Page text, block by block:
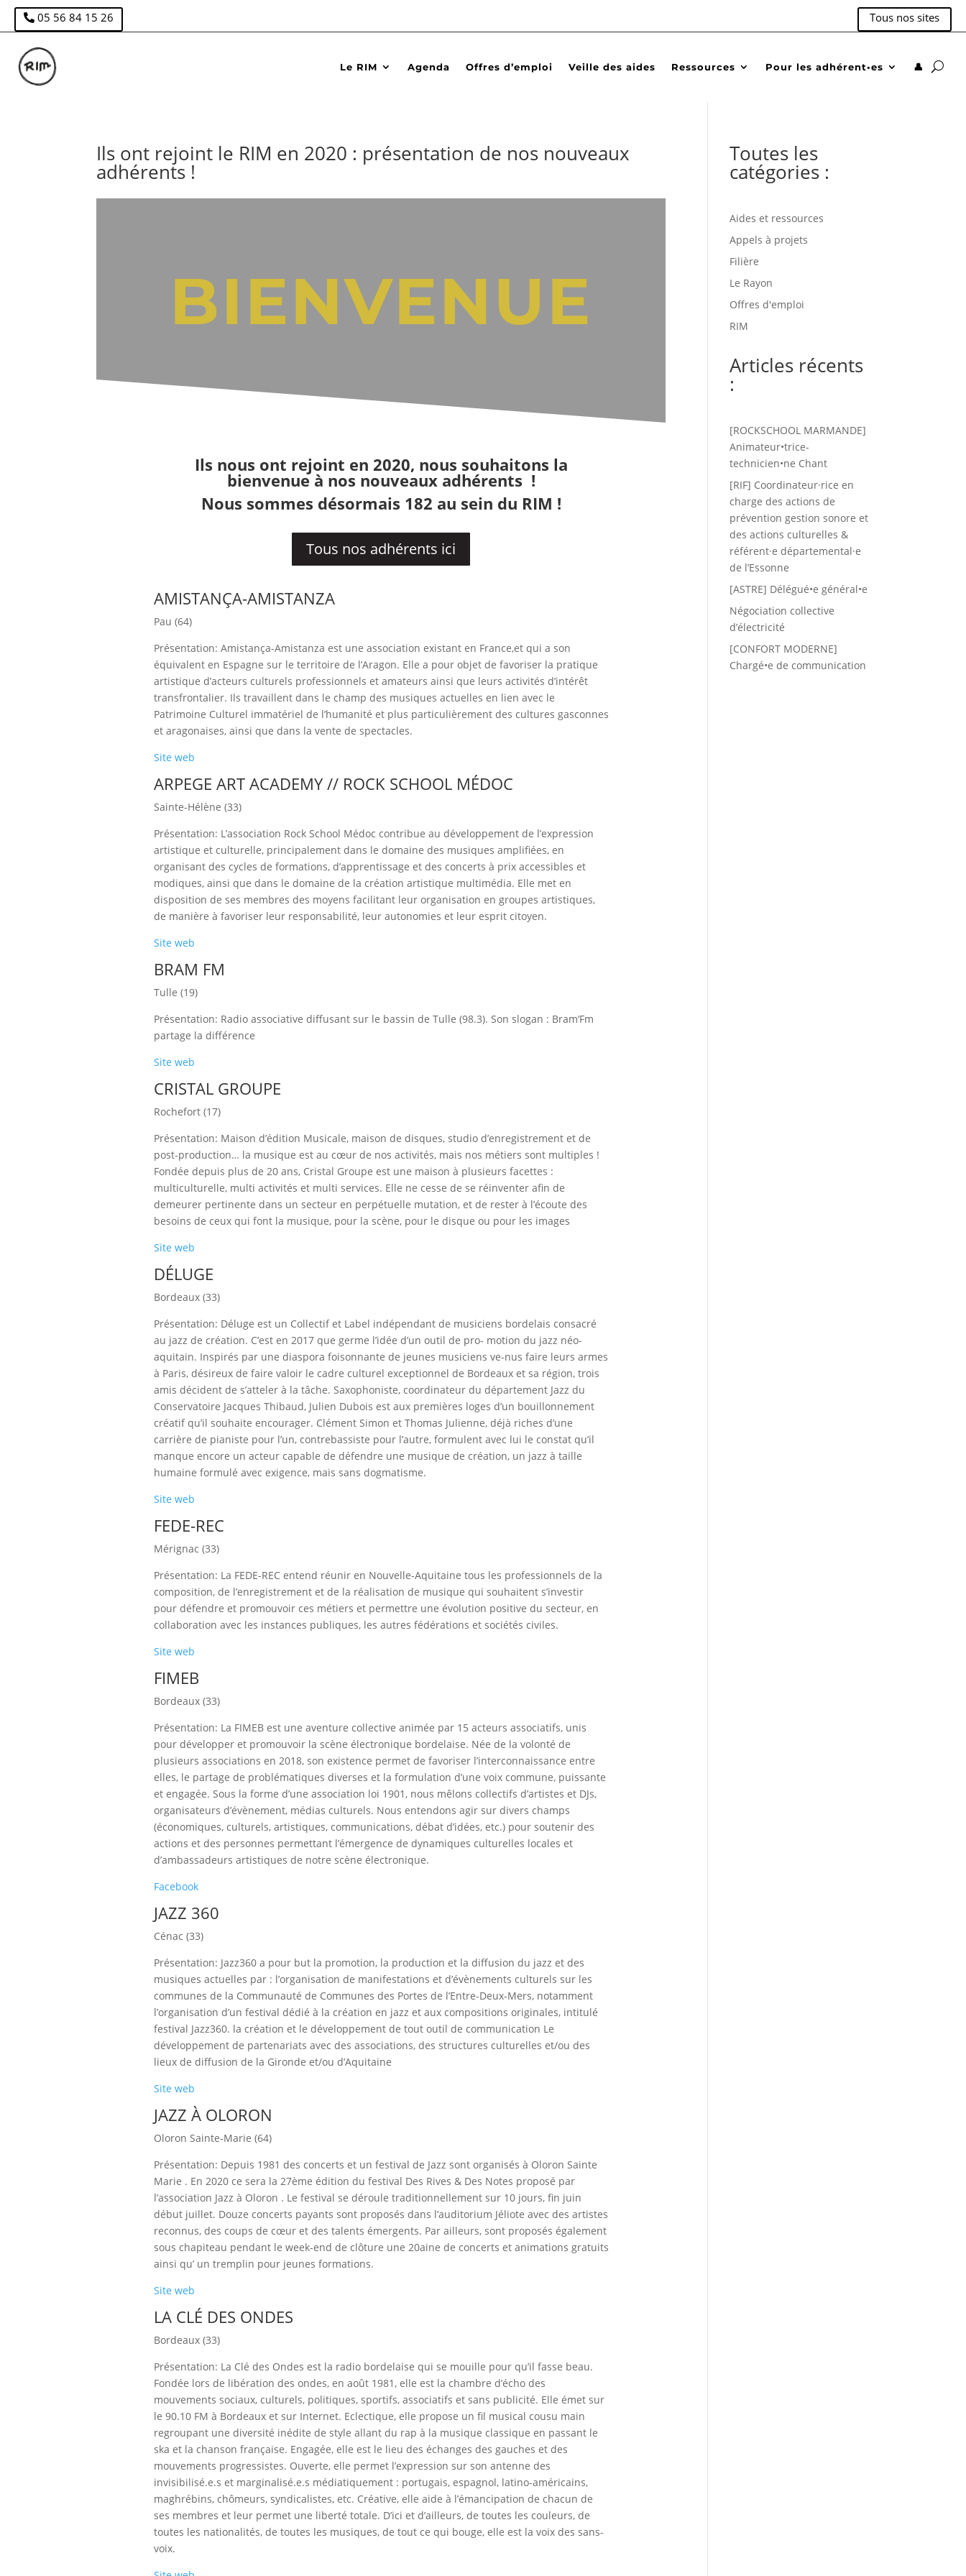
05 56 84 15 26 Tous nos sites
Le RIM Agenda Offres d’emploi Veille des aides Ressources Pour les adhérent•es 👤
Ils ont rejoint le RIM en 2020 : présentation de nos nouveaux
adhérents !
BIENVENUE
Ils nous ont rejoint en 2020, nous souhaitons la
bienvenue à nos nouveaux adhérents !
Nous sommes désormais 182 au sein du RIM !
Tous nos adhérents ici
AMISTANÇA-AMISTANZA
Pau (64)
Présentation: Amistança-Amistanza est une association existant en France,et qui a son
équivalent en Espagne sur le territoire de l’Aragon. Elle a pour objet de favoriser la pratique
artistique d’acteurs culturels professionnels et amateurs ainsi que leurs activités d’intérêt
transfrontalier. Ils travaillent dans le champ des musiques actuelles en lien avec le
Patrimoine Culturel immatériel de l’humanité et plus particulièrement des cultures gasconnes
et aragonaises, ainsi que dans la vente de spectacles.
Site web
ARPEGE ART ACADEMY // ROCK SCHOOL MÉDOC
Sainte-Hélène (33)
Présentation: L’association Rock School Médoc contribue au développement de l’expression
artistique et culturelle, principalement dans le domaine des musiques amplifiées, en
organisant des cycles de formations, d’apprentissage et des concerts à prix accessibles et
modiques, ainsi que dans le domaine de la création artistique multimédia. Elle met en
disposition de ses membres des moyens facilitant leur organisation en groupes artistiques,
de manière à favoriser leur responsabilité, leur autonomies et leur esprit citoyen.
Site web
BRAM FM
Tulle (19)
Présentation: Radio associative diffusant sur le bassin de Tulle (98.3). Son slogan : Bram’Fm
partage la différence
Site web
CRISTAL GROUPE
Rochefort (17)
Présentation: Maison d’édition Musicale, maison de disques, studio d’enregistrement et de
post-production… la musique est au cœur de nos activités, mais nos métiers sont multiples !
Fondée depuis plus de 20 ans, Cristal Groupe est une maison à plusieurs facettes :
multiculturelle, multi activités et multi services. Elle ne cesse de se réinventer afin de
demeurer pertinente dans un secteur en perpétuelle mutation, et de rester à l’écoute des
besoins de ceux qui font la musique, pour la scène, pour le disque ou pour les images
Site web
DÉLUGE
Bordeaux (33)
Présentation: Déluge est un Collectif et Label indépendant de musiciens bordelais consacré
au jazz de création. C’est en 2017 que germe l’idée d’un outil de pro- motion du jazz néo-
aquitain. Inspirés par une diaspora foisonnante de jeunes musiciens ve-nus faire leurs armes
à Paris, désireux de faire valoir le cadre culturel exceptionnel de Bordeaux et sa région, trois
amis décident de s’atteler à la tâche. Saxophoniste, coordinateur du département Jazz du
Conservatoire Jacques Thibaud, Julien Dubois est aux premières loges d’un bouillonnement
créatif qu’il souhaite encourager. Clément Simon et Thomas Julienne, déjà riches d’une
carrière de pianiste pour l’un, contrebassiste pour l’autre, formulent avec lui le constat qu’il
manque encore un acteur capable de défendre une musique de création, un jazz à taille
humaine formulé avec exigence, mais sans dogmatisme.
Site web
FEDE-REC
Mérignac (33)
Présentation: La FEDE-REC entend réunir en Nouvelle-Aquitaine tous les professionnels de la
composition, de l’enregistrement et de la réalisation de musique qui souhaitent s’investir
pour défendre et promouvoir ces métiers et permettre une évolution positive du secteur, en
collaboration avec les instances publiques, les autres fédérations et sociétés civiles.
Site web
FIMEB
Bordeaux (33)
Présentation: La FIMEB est une aventure collective animée par 15 acteurs associatifs, unis
pour développer et promouvoir la scène électronique bordelaise. Née de la volonté de
plusieurs associations en 2018, son existence permet de favoriser l’interconnaissance entre
elles, le partage de problématiques diverses et la formulation d’une voix commune, puissante
et engagée. Sous la forme d’une association loi 1901, nous mêlons collectifs d’artistes et DJs,
organisateurs d’évènement, médias culturels. Nous entendons agir sur divers champs
(économiques, culturels, artistiques, communications, débat d’idées, etc.) pour soutenir des
actions et des personnes permettant l’émergence de dynamiques culturelles locales et
d’ambassadeurs artistiques de notre scène électronique.
Facebook
JAZZ 360
Cénac (33)
Présentation: Jazz360 a pour but la promotion, la production et la diffusion du jazz et des
musiques actuelles par : l’organisation de manifestations et d’évènements culturels sur les
communes de la Communauté de Communes des Portes de l’Entre-Deux-Mers, notamment
l’organisation d’un festival dédié à la création en jazz et aux compositions originales, intitulé
festival Jazz360. la création et le développement de tout outil de communication Le
développement de partenariats avec des associations, des structures culturelles et/ou des
lieux de diffusion de la Gironde et/ou d’Aquitaine
Site web
JAZZ À OLORON
Oloron Sainte-Marie (64)
Présentation: Depuis 1981 des concerts et un festival de Jazz sont organisés à Oloron Sainte
Marie . En 2020 ce sera la 27ème édition du festival Des Rives & Des Notes proposé par
l’association Jazz à Oloron . Le festival se déroule traditionnellement sur 10 jours, fin juin
début juillet. Douze concerts payants sont proposés dans l’auditorium Jéliote avec des artistes
reconnus, des coups de cœur et des talents émergents. Par ailleurs, sont proposés également
sous chapiteau pendant le week-end de clôture une 20aine de concerts et animations gratuits
ainsi qu’ un tremplin pour jeunes formations.
Site web
LA CLÉ DES ONDES
Bordeaux (33)
Présentation: La Clé des Ondes est la radio bordelaise qui se mouille pour qu’il fasse beau.
Fondée lors de libération des ondes, en août 1981, elle est la chambre d’écho des
mouvements sociaux, culturels, politiques, sportifs, associatifs et sans publicité. Elle émet sur
le 90.10 FM à Bordeaux et sur Internet. Eclectique, elle propose un fil musical cousu main
regroupant une diversité inédite de style allant du rap à la musique classique en passant le
ska et la chanson française. Engagée, elle est le lieu des échanges des gauches et des
mouvements progressistes. Ouverte, elle permet l’expression sur son antenne des
invisibilisé.e.s et marginalisé.e.s médiatiquement : portugais, espagnol, latino-américains,
maghrébins, chômeurs, syndicalistes, etc. Créative, elle aide à l’émancipation de chacun de
ses membres et leur permet une liberté totale. D’ici et d’ailleurs, de toutes les couleurs, de
toutes les nationalités, de toutes les musiques, de tout ce qui bouge, elle est la voix des sans-
voix.
Toutes les
catégories :
Aides et ressources
Appels à projets
Filière
Le Rayon
Offres d'emploi
RIM
Articles récents
:
[ROCKSCHOOL MARMANDE]
Animateur•trice-
technicien•ne Chant
[RIF] Coordinateur·rice en
charge des actions de
prévention gestion sonore et
des actions culturelles &
référent·e départemental·e
de l’Essonne
[ASTRE] Délégué•e général•e
Négociation collective
d’électricité
[CONFORT MODERNE]
Chargé•e de communication